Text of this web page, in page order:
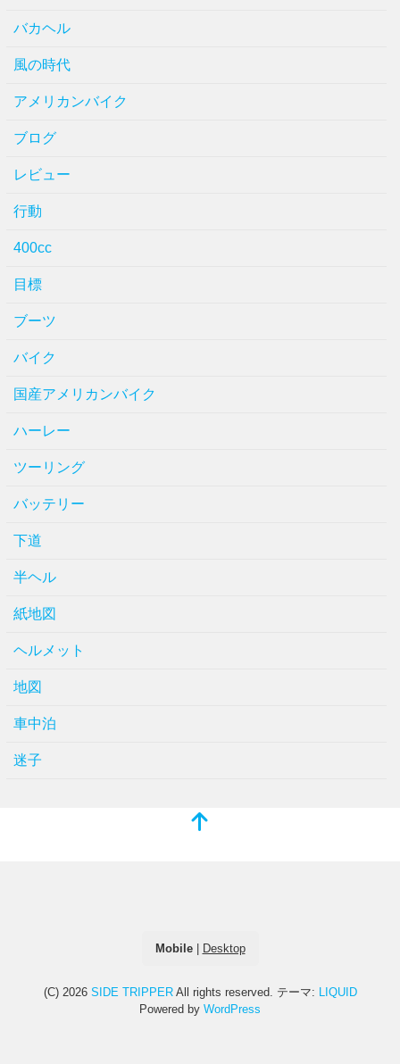
バカヘル
風の時代
アメリカンバイク
ブログ
レビュー
行動
400cc
目標
ブーツ
バイク
国産アメリカンバイク
ハーレー
ツーリング
バッテリー
下道
半ヘル
紙地図
ヘルメット
地図
車中泊
迷子
Mobile| Desktop
(C) 2026 SIDE TRIPPERAll rights reserved. テーマ:
LIQUID
Powered by WordPress